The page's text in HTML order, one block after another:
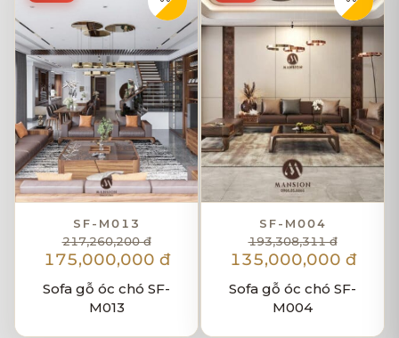
SF-M013
217,260,200 đ
175,000,000 đ
Sofa gỗ óc chó SF-
M013
SF-M004
193,308,311 đ
135,000,000 đ
Sofa gỗ óc chó SF-
M004